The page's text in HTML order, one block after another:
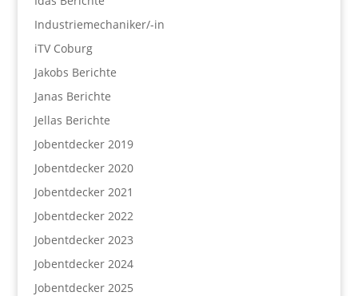
Industriemechaniker/-in
iTV Coburg
Jakobs Berichte
Janas Berichte
Jellas Berichte
Jobentdecker 2019
Jobentdecker 2020
Jobentdecker 2021
Jobentdecker 2022
Jobentdecker 2023
Jobentdecker 2024
Jobentdecker 2025